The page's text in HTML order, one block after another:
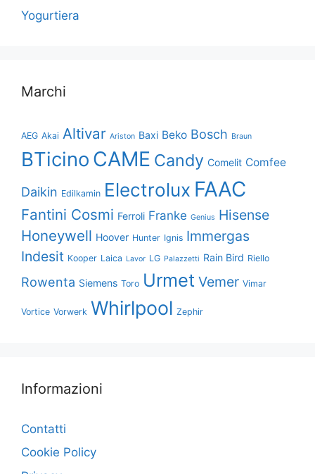
Yogurtiera
Marchi
AEG Akai Altivar Ariston Baxi Beko Bosch Braun
BTicino CAME Candy Comelit Comfee
Daikin Edilkamin Electrolux FAAC
Fantini Cosmi Ferroli Franke Genius Hisense
Honeywell Hoover Hunter Ignis Immergas
Indesit Kooper Laica Lavor LG Palazzetti Rain Bird Riello
Rowenta Siemens Toro Urmet Vemer Vimar
Vortice Vorwerk Whirlpool Zephir
Informazioni
Contatti
Cookie Policy